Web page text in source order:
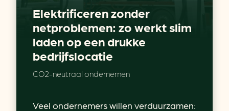
Elektrificeren zonder
netproblemen: zo werkt slim
laden op een drukke
bedrijfslocatie
CO2-neutraal ondernemen
Veel ondernemers willen verduurzamen: